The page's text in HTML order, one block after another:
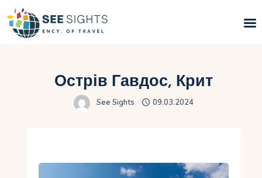
Гарячі тури
Острів Гавдос, Крит
See Sights 09.03.2024